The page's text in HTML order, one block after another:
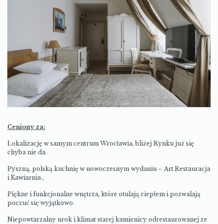
Ceniony za:
Lokalizację w samym centrum Wrocławia, bliżej Rynku już się
chyba nie da.
Pyszną, polską kuchnię w nowoczesnym wydaniu – Art Restauracja
i Kawiarnia,
Piękne i funkcjonalne wnętrza, które otulają ciepłem i pozwalają
poczuć się wyjątkowo.
Niepowtarzalny urok i klimat starej kamienicy odrestaurowanej ze